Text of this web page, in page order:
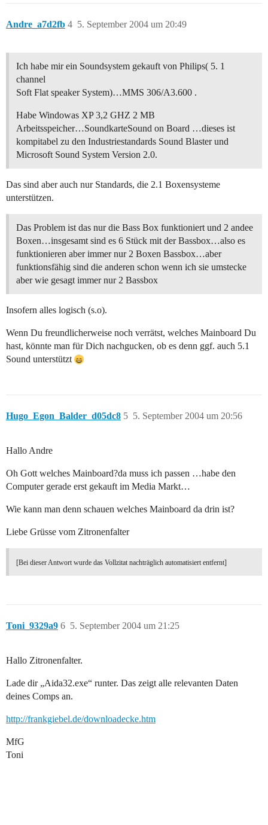
Andre_a7d2fb 5. September 2004 um 20:49
4
Ich habe mir ein Soundsystem gekauft von Philips( 5. 1
channel
Soft Flat speaker System)…MMS 306/A3.600 .
Habe Windowas XP 3,2 GHZ 2 MB
Arbeitsspeicher…SoundkarteSound on Board …dieses ist
kompitabel zu den Industriestandards Sound Blaster und
Microsoft Sound System Version 2.0.
Das sind aber auch nur Standards, die 2.1 Boxensysteme
unterstützen.
Das Problem ist das nur die Bass Box funktioniert und 2 andee
Boxen…insgesamt sind es 6 Stück mit der Bassbox…also es
funktionieren aber immer nur 2 Boxen Bassbox…aber
funktionsfähig sind die anderen schon wenn ich sie umstecke
aber wie gesagt immer nur 2 Bassbox
Insofern alles logisch (s.o).
Wenn Du freundlicherweise noch verrätst, welches Mainboard Du
hast, könnte man für Dich nachgucken, ob es denn ggf. auch 5.1
Sound unterstützt
Hugo_Egon_Balder_d05dc8 5. September 2004 um 20:56
5
Hallo Andre
Oh Gott welches Mainboard?da muss ich passen …habe den
Computer gerade erst gekauft im Media Markt…
Wie kann man denn schauen welches Mainboard da drin ist?
Liebe Grüsse vom Zitronenfalter
[Bei dieser Antwort wurde das Vollzitat nachträglich automatisiert entfernt]
Toni_9329a9 5. September 2004 um 21:25
6
Hallo Zitronenfalter.
Lade dir „Aida32.exe“ runter. Das zeigt alle relevanten Daten
deines Comps an.
http://frankgiebel.de/downloadecke.htm
MfG
Toni